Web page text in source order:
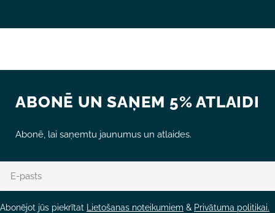
ABONĒ UN SAŅEM 5% ATLAIDI
Abonē, lai saņemtu jaunumus un atlaides.
pasts
Abonējot jūs piekrītat Lietošanas noteikumiem & Privātuma politikai.